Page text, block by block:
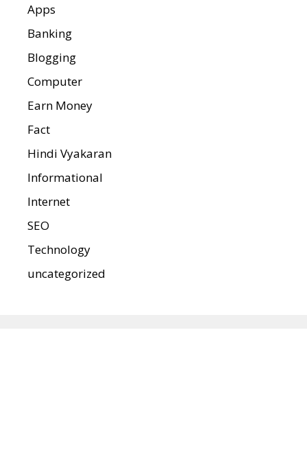
Apps
Banking
Blogging
Computer
Earn Money
Fact
Hindi Vyakaran
Informational
Internet
SEO
Technology
uncategorized